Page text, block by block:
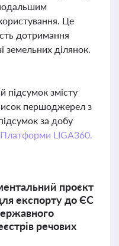
Це
дотримання
земельних ділянок.
змісту
першоджерел з
за добу
Платформи LIGA360.
проєкт
експорту до ЄС
речових